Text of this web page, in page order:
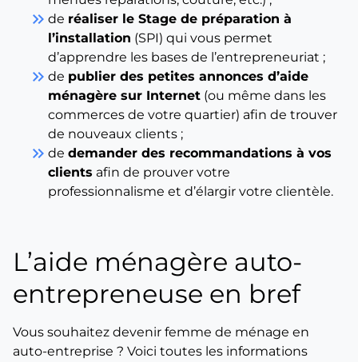
keyboard_double_arrow_right de réaliser le Stage de préparation à
l’installation (SPI) qui vous permet
d’apprendre les bases de l’entrepreneuriat ;
keyboard_double_arrow_right de publier des petites annonces d’aide
ménagère sur Internet (ou même dans les
commerces de votre quartier) afin de trouver
de nouveaux clients ;
keyboard_double_arrow_right de demander des recommandations à vos
clients afin de prouver votre
professionnalisme et d’élargir votre clientèle.
L’aide ménagère auto-
entrepreneuse en bref
Vous souhaitez devenir femme de ménage en
auto-entreprise ? Voici toutes les informations